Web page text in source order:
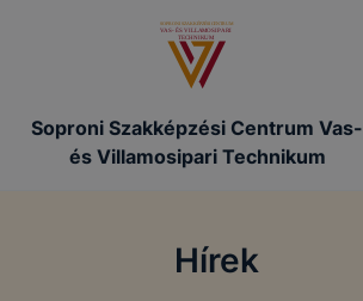
Soproni Szakképzési Centrum Vas-
és Villamosipari Technikum
Hírek